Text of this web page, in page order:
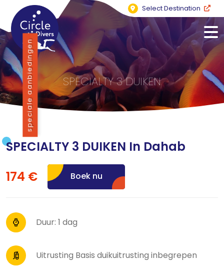
Select Destination
SPECIALTY 3 DUIKEN
SPECIALTY 3 DUIKEN In Dahab
174 €
Boek nu
Duur: 1 dag
Uitrusting Basis duikuitrusting inbegrepen
speciale aanbiedingen